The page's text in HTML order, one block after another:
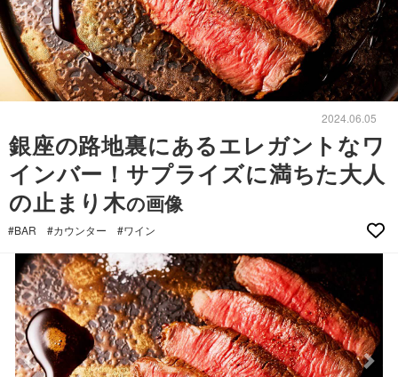
2024.06.05
銀座の路地裏にあるエレガントなワ
インバー！サプライズに満ちた大人
の止まり木の画像
#BAR #カウンター #ワイン